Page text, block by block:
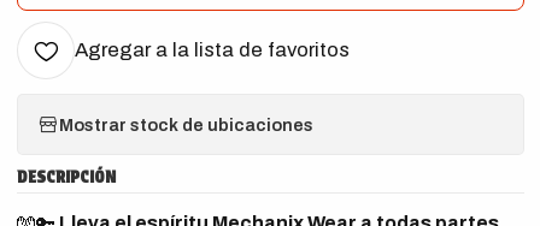
Agregar a la lista de favoritos
Mostrar stock de ubicaciones
DESCRIPCIÓN